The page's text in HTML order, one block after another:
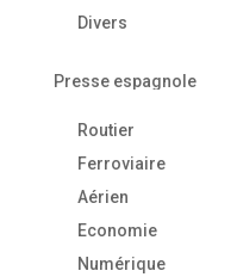
Divers
Presse espagnole
Routier
Ferroviaire
Aérien
Economie
Numérique